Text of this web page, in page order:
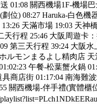
送 01:08 關西機場1F-機
位) 08:27 Haruka-白色機
天滿市場 19:03 天神
行程 25:46 大阪周遊卡
第三天行程 39:24 大阪
ルモンまるよし精肉店
午餐-松葉蟹火鍋
商店街 01:17:04 南海難
關西機場-伴手禮(實體櫃